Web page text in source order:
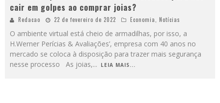
cair em golpes ao comprar joias?
Redacao 22 de fevereiro de 2022 Economia, Notícias
O ambiente virtual está cheio de armadilhas, por isso, a
H.Werner Perícias & Avaliações’, empresa com 40 anos no
mercado se coloca à disposição para trazer mais segurança
nesse processo As joias,... LEIA MAIS...